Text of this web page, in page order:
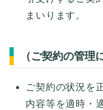
まいります。
（ご契約の管理
ご契約の状況を
内容等を適時・